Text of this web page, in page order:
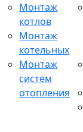
Монтаж
котлов
Монтаж
котельных
Монтаж
систем
отопления